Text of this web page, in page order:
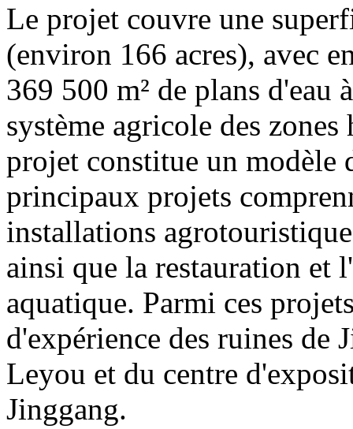
Le projet couvre une
(environ 166 acres), avec
369 500 m² de plans d'eau
système agricole des
projet constitue un modèle
principaux projets
installations
ainsi que la restauration et
aquatique. Parmi ces
d'expérience des ruines de
Leyou et du centre
Jinggang.